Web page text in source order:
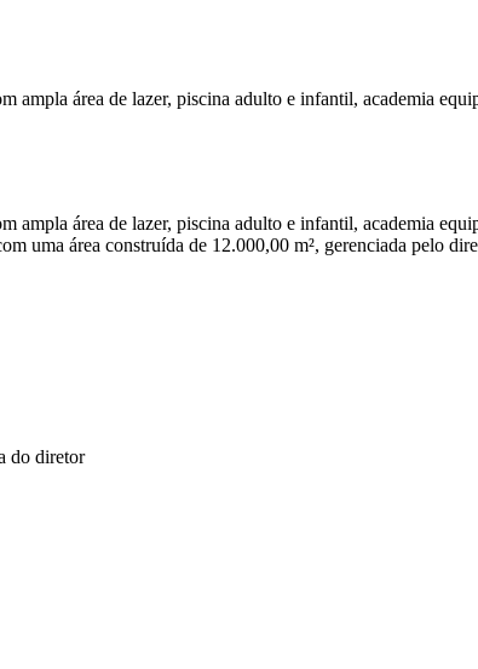
ampla área de lazer, piscina adulto e infantil, academia
ampla área de lazer, piscina adulto e infantil, academia
uma área construída de 12.000,00 m², gerenciada pelo
do diretor